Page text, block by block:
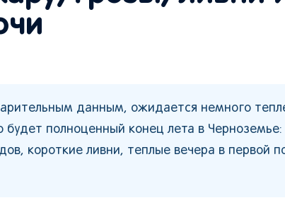
данным, ожидается немного
полноценный конец лета в
короткие ливни, теплые вечера в первой